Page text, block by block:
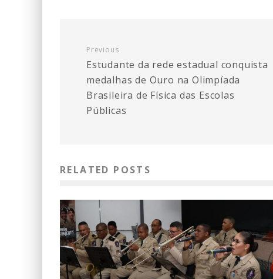
Previous
Estudante da rede estadual conquista
medalhas de Ouro na Olimpíada
Brasileira de Física das Escolas
Públicas
RELATED POSTS